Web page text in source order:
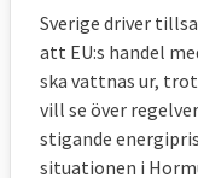
Sverige driver
att EU:s handel
ska vattnas ur,
vill se över
stigande
situationen i